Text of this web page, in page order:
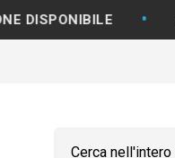
• SALDI ESTIVI: -